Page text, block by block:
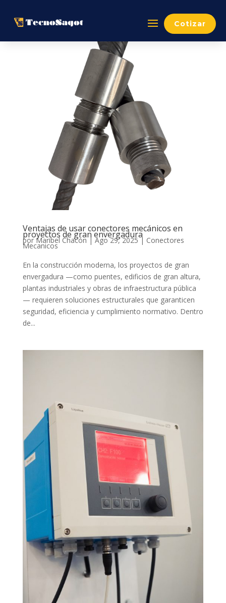
Cotizar
Ventajas de usar conectores mecánicos en
proyectos de gran envergadura
porMaribel Chacón| Ago 29, 2025| Conectores
Mecanicos
En la construcción moderna, los proyectos de gran
envergadura —como puentes, edificios de gran altura,
plantas industriales y obras de infraestructura pública
— requieren soluciones estructurales que garanticen
seguridad, eficiencia y cumplimiento normativo. Dentro
de...